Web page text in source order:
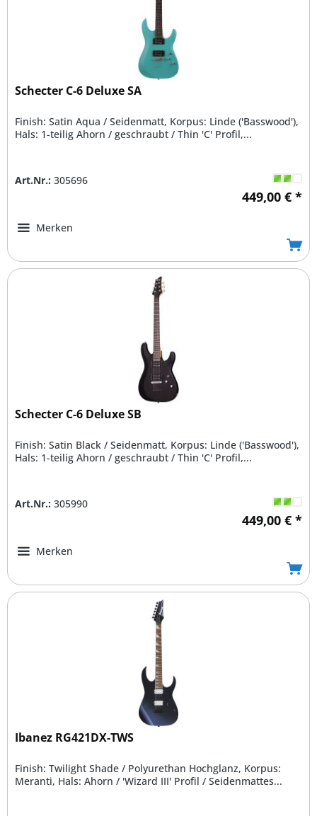
Schecter C-6 Deluxe SA
Finish: Satin Aqua / Seidenmatt, Korpus: Linde ('Basswood'),
Hals: 1-teilig Ahorn / geschraubt / Thin 'C' Profil,...
Art.Nr.: 305696
449,00 € *
Merken
Schecter C-6 Deluxe SB
Finish: Satin Black / Seidenmatt, Korpus: Linde ('Basswood'),
Hals: 1-teilig Ahorn / geschraubt / Thin 'C' Profil,...
Art.Nr.: 305990
449,00 € *
Merken
Ibanez RG421DX-TWS
Finish: Twilight Shade / Polyurethan Hochglanz, Korpus:
Meranti, Hals: Ahorn / 'Wizard III' Profil / Seidenmattes...